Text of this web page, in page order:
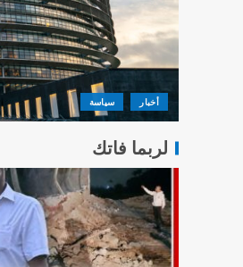
أخبار سياسة
لربما فاتك